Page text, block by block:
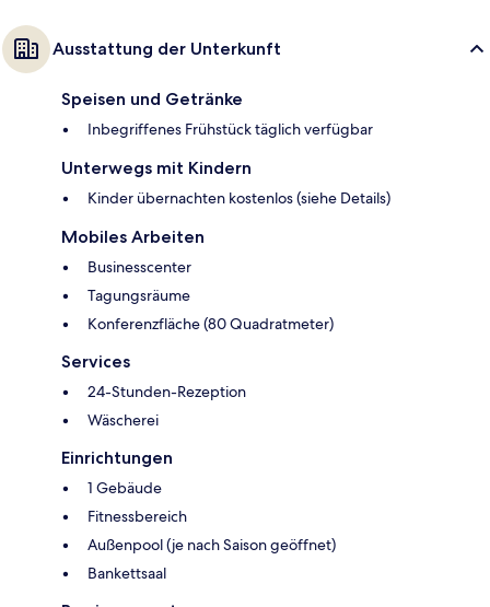
Ausstattung der Unterkunft
Speisen und Getränke
Inbegriffenes Frühstück täglich verfügbar
Unterwegs mit Kindern
Kinder übernachten kostenlos (siehe Details)
Mobiles Arbeiten
Businesscenter
Tagungsräume
Konferenzfläche (80 Quadratmeter)
Services
24-Stunden-Rezeption
Wäscherei
Einrichtungen
1 Gebäude
Fitnessbereich
Außenpool (je nach Saison geöffnet)
Bankettsaal